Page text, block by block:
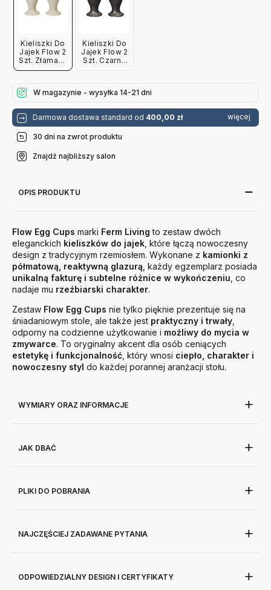
Kieliszki Do
Jajek Flow 2
Szt. Złamana
Biel Ferm
Kieliszki Do
Jajek Flow 2
Szt. Czarne
W magazynie - wysyłka 14-21 dni
Darmowa dostawa standard od 400,00 zł więcej
30 dni na zwrot produktu
Znajdź najbliższy salon
OPIS PRODUKTU
Flow Egg Cups marki Ferm Living to zestaw dwóch
eleganckich kieliszków do jajek , które łączą nowoczesny
design z tradycyjnym rzemiosłem. Wykonane z kamionki z
półmatową, reaktywną glazurą , każdy egzemplarz posiada
unikalną fakturę i subtelne różnice w wykończeniu , co
nadaje mu rzeźbiarski charakter.
Zestaw Flow Egg Cups nie tylko pięknie prezentuje się na
śniadaniowym stole, ale także jest praktyczny i trwały
odporny na codzienne użytkowanie i możliwy do mycia w
zmywarce. To oryginalny akcent dla osób ceniących
estetykę i funkcjonalność , który wnosi ciepło, charakter i
nowoczesny styl do każdej porannej aranżacji stołu.
WYMIARY ORAZ INFORMACJE
JAK DBAĆ
PLIKI DO POBRANIA
NAJCZĘŚCIEJ ZADAWANE PYTANIA
ODPOWIEDZIALNY DESIGN I CERTYFIKATY